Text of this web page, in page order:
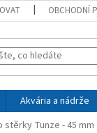
OBCHODNÍ
Akvária a nádrže
Tunze - 45 mm